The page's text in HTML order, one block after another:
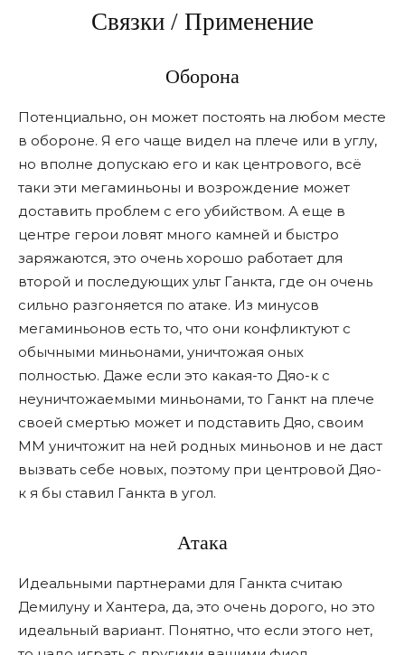
Связки / Применение
Оборона
Потенциально, он может постоять на любом месте
в обороне. Я его чаще видел на плече или в углу,
но вполне допускаю его и как центрового, всë
таки эти мегаминьоны и возрождение может
доставить проблем с его убийством. А еще в
центре герои ловят много камней и быстро
заряжаются, это очень хорошо работает для
второй и последующих ульт Ганкта, где он очень
сильно разгоняется по атаке. Из минусов
мегаминьонов есть то, что они конфликтуют с
обычными миньонами, уничтожая оных
полностью. Даже если это какая-то Дяо-к с
неуничтожаемыми миньонами, то Ганкт на плече
своей смертью может и подставить Дяо, своим
ММ уничтожит на ней родных миньонов и не даст
вызвать себе новых, поэтому при центровой Дяо-
к я бы ставил Ганкта в угол.
Атака
Идеальными партнерами для Ганкта считаю
Демилуну и Хантера, да, это очень дорого, но это
идеальный вариант. Понятно, что если этого нет,